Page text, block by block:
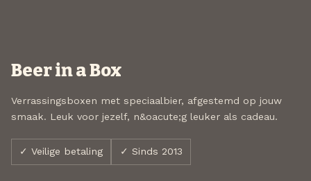
Beer in a Box
Verrassingsboxen met speciaalbier, afgestemd op jouw
smaak. Leuk voor jezelf, n&oacute;g leuker als cadeau.
✓ Veilige betaling ✓ Sinds 2013